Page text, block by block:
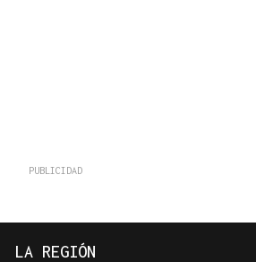
LA REGIÓN